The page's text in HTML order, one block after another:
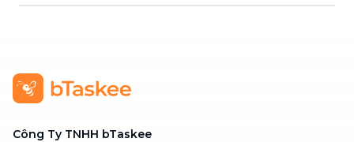
Công Ty TNHH bTaskee